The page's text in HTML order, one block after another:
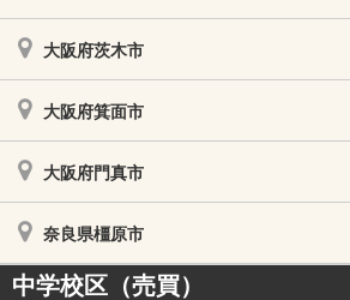
大阪府茨木市
大阪府箕面市
大阪府門真市
奈良県橿原市
中学校区（売買）